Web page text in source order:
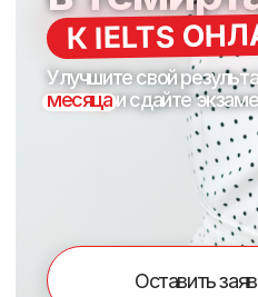
Оставить заявку
подготовки к IELTS
Результаты учеников: от 5.5
баллов с уровнем intermediate до
8.5 баллов c уровнем advanced
01